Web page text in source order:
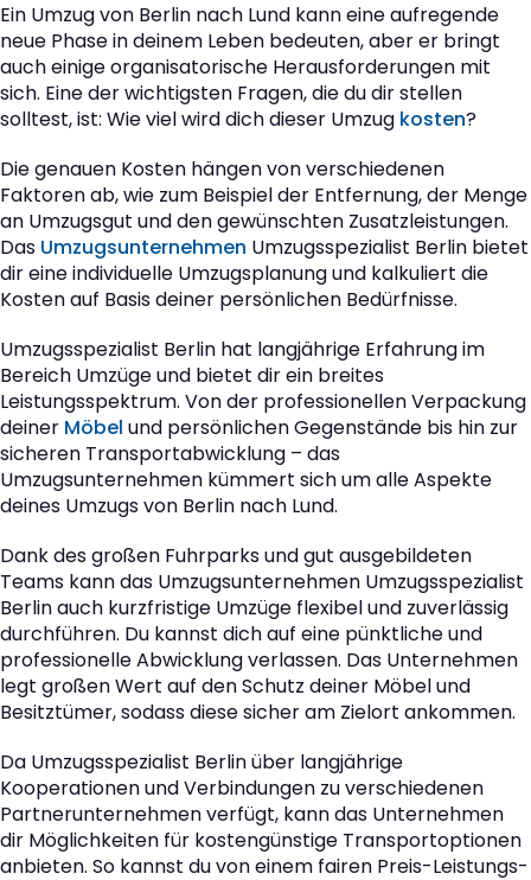
Ein Umzug von Berlin nach Lund kann eine aufregende
neue Phase in deinem Leben bedeuten, aber er bringt
auch einige organisatorische Herausforderungen mit
sich. Eine der wichtigsten Fragen, die du dir stellen
solltest, ist: Wie viel wird dich dieser Umzug kosten?
Die genauen Kosten hängen von verschiedenen
Faktoren ab, wie zum Beispiel der Entfernung, der Menge
an Umzugsgut und den gewünschten Zusatzleistungen.
Das Umzugsunternehmen Umzugsspezialist Berlin bietet
dir eine individuelle Umzugsplanung und kalkuliert die
Kosten auf Basis deiner persönlichen Bedürfnisse.
Umzugsspezialist Berlin hat langjährige Erfahrung im
Bereich Umzüge und bietet dir ein breites
Leistungsspektrum. Von der professionellen Verpackung
deiner Möbel und persönlichen Gegenstände bis hin zur
sicheren Transportabwicklung – das
Umzugsunternehmen kümmert sich um alle Aspekte
deines Umzugs von Berlin nach Lund.
Dank des großen Fuhrparks und gut ausgebildeten
Teams kann das Umzugsunternehmen Umzugsspezialist
Berlin auch kurzfristige Umzüge flexibel und zuverlässig
durchführen. Du kannst dich auf eine pünktliche und
professionelle Abwicklung verlassen. Das Unternehmen
legt großen Wert auf den Schutz deiner Möbel und
Besitztümer, sodass diese sicher am Zielort ankommen.
Da Umzugsspezialist Berlin über langjährige
Kooperationen und Verbindungen zu verschiedenen
Partnerunternehmen verfügt, kann das Unternehmen
dir Möglichkeiten für kostengünstige Transportoptionen
anbieten. So kannst du von einem fairen Preis-Leistungs-